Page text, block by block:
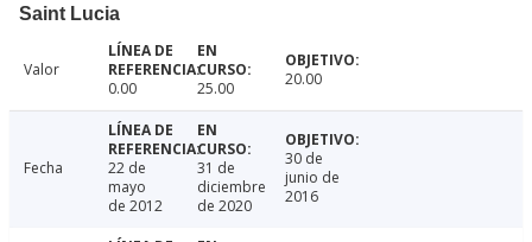
Saint Lucia
Valor
0.00
25.00 20.00
Fecha
22 de
mayo
de 2012
31 de
diciembre
de 2020
30 de
junio de
2016